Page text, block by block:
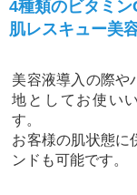
4種類のビタミン
肌レスキュー美
美容液導入の際や
地としてお使い
す。
お客様の肌状態に
ンドも可能です。